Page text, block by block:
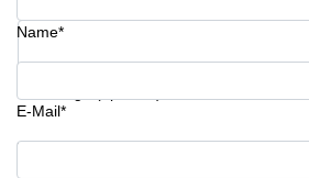
Meetingraum
Köln
Erhard-
Straße 18
Hamburg
Name*
E-Mail*
Infos & Preise jetzt erhalten